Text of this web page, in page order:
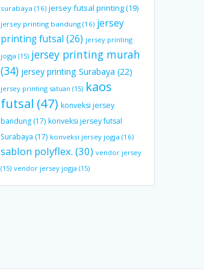
surabaya (16) jersey futsal printing(19)
jersey printing bandung (16) jersey
printing futsal (26) jersey printing
jogja (15) jersey printing murah
(34) jersey printing Surabaya (22)
jersey printing satuan (15) kaos
futsal (47) konveksi jersey
bandung (17) konveksi jersey futsal
Surabaya (17) konveksi jersey jogja (16)
sablon polyflex. (30) vendor jersey
(15) vendor jersey jogja (15)